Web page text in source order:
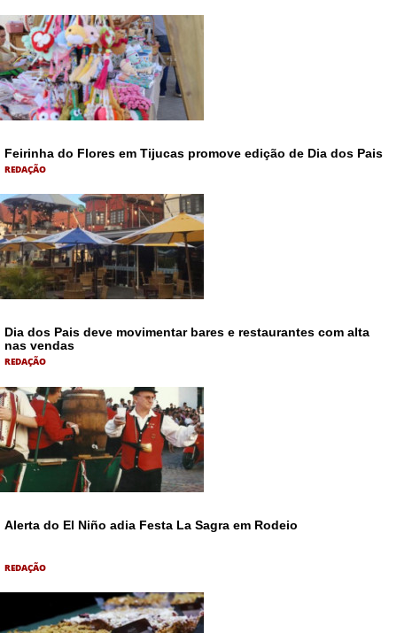
Feirinha do Flores em Tijucas promove edição de Dia dos Pais
REDAÇÃO
Dia dos Pais deve movimentar bares e restaurantes com alta
nas vendas
REDAÇÃO
Alerta do El Niño adia Festa La Sagra em Rodeio
REDAÇÃO